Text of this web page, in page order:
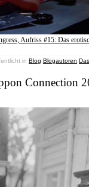
Aufriss #15: Das
in Blog Blogautoren
Connection